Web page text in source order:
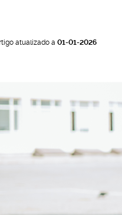
atualizado a 01-01-2026